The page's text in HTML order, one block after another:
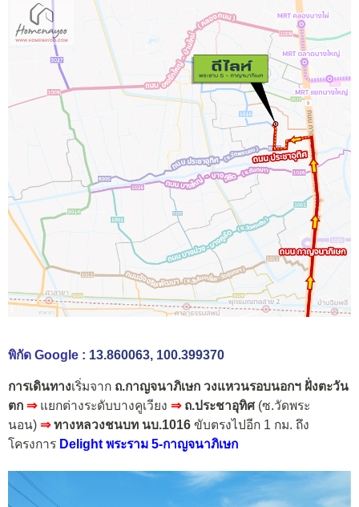
พิกัด Google : 13.860063, 100.399370
การเดินทางเริ่มจาก ถ.กาญจนาภิเษก วงแหวนรอบนอกฯ ฝั่งตะวัน
ตก ⇒แยกต่างระดับบางคูเวียง ⇒ถ.ประชาอุทิศ(ซ.วัดพระ
นอน) ⇒ทางหลวงชนบท นบ.1016 ขับตรงไปอีก 1 กม. ถึง
โครงการ Delight พระราม 5-กาญจนาภิเษก